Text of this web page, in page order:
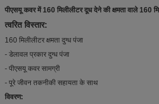
पीएसयू कवर में 160 मिलीलीटर दूध देने की क्षमता वाले 160
त्वरित विस्तार:
160 मिलीलीटर क्षमता दुग्ध पंजा
- डेलावल प्रकार दुग्ध पंजा
- पीएसयू कवर सामग्री
- पूरे जीवन तकनीकी सहायता के साथ
विवरण: